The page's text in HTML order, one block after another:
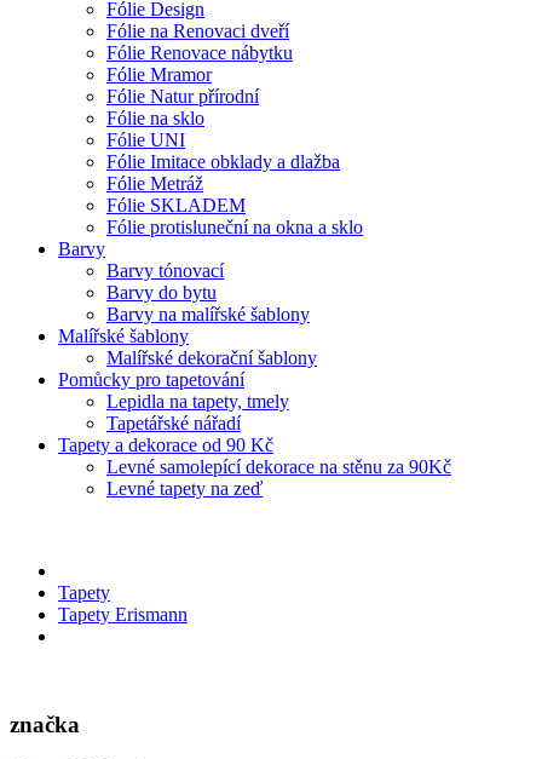
Fólie Design
Fólie na Renovaci dveří
Fólie Renovace nábytku
Fólie Mramor
Fólie Natur přírodní
Fólie na sklo
Fólie UNI
Fólie Imitace obklady a dlažba
Fólie Metráž
Fólie SKLADEM
Fólie protisluneční na okna a sklo
Barvy
Barvy tónovací
Barvy do bytu
Barvy na malířské šablony
Malířské šablony
Malířské dekorační šablony
Pomůcky pro tapetování
Lepidla na tapety, tmely
Tapetářské nářadí
Tapety a dekorace od 90 Kč
Levné samolepící dekorace na stěnu za 90Kč
Levné tapety na zeď
Tapety
Tapety Erismann
značka